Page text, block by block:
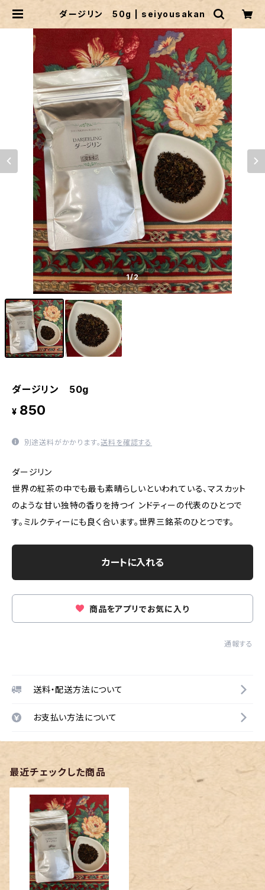
ダージリン 50g | seiyousakan
1/2
ダージリン 50g
¥ 850
別途送料がかかります。送料を確認する
ダージリン
世界の紅茶の中でも最も素晴らしいといわれている、マスカット
のような甘い独特の香りを持つイ ンドティーの代表のひとつで
す。ミルクティーにも良く合います。世界三銘茶のひとつです。
カートに入れる
商品をアプリでお気に入り
通報する
送料・配送方法について
お支払い方法について
最近チェックした商品